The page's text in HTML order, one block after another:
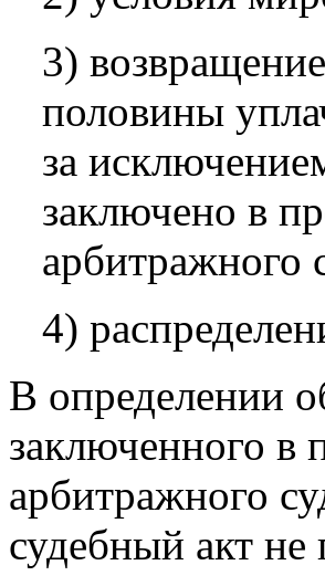
3)
половины
за
заключено в
арбитражного
4)
В определении
заключенного в
арбитражного
судебный акт